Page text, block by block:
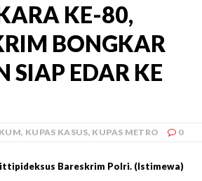
KE-80,
BONGKAR
SIAP EDAR KE
, KUPAS KASUS, KUPAS METRO 0
Bareskrim Polri. (Istimewa)